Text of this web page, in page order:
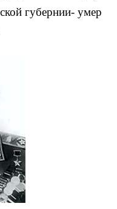
губернии- умер